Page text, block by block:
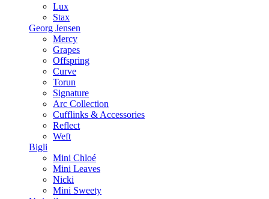
Lux
Stax
Georg Jensen
Mercy
Grapes
Offspring
Curve
Torun
Signature
Arc Collection
Cufflinks & Accessories
Reflect
Weft
Bigli
Mini Chloé
Mini Leaves
Nicki
Mini Sweety